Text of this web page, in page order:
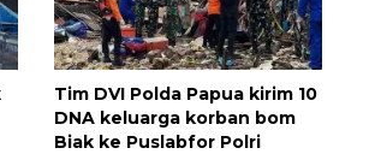
Tim DVI Polda Papua kirim 10
DNA keluarga korban bom
Biak ke Puslabfor Polri